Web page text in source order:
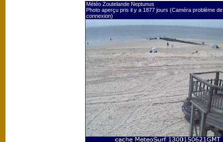
Météo Zoutelande Neptunus
Photo aperçu pris il y a 1877 jours (Caméra problème de
connexion)